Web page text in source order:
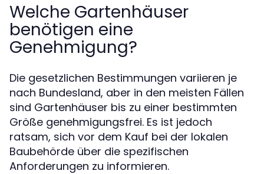
Welche Gartenhäuser
benötigen eine
Genehmigung?
Die gesetzlichen Bestimmungen variieren je
nach Bundesland, aber in den meisten Fällen
sind Gartenhäuser bis zu einer bestimmten
Größe genehmigungsfrei. Es ist jedoch
ratsam, sich vor dem Kauf bei der lokalen
Baubehörde über die spezifischen
Anforderungen zu informieren.